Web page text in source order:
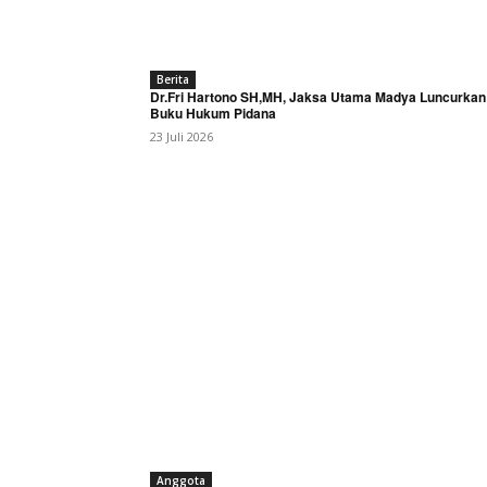
Berita
Dr.Fri Hartono SH,MH, Jaksa Utama Madya
Buku Hukum Pidana
23 Juli 2026
Anggota